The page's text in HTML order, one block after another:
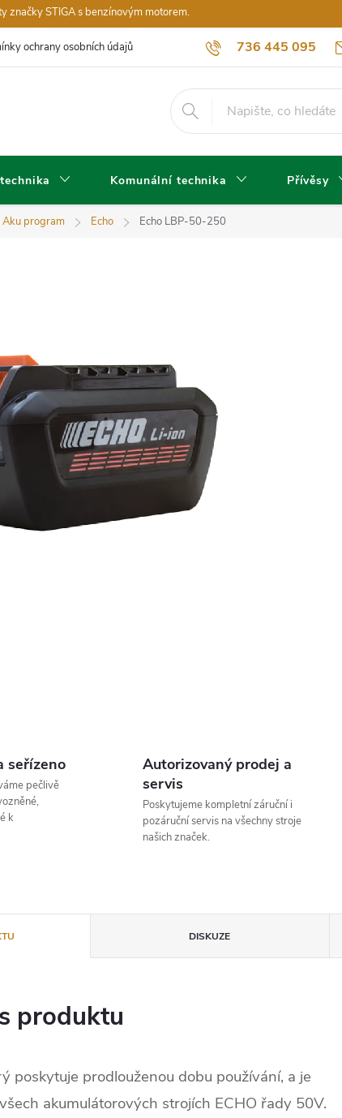
značky STIGA s benzínovým motorem.
736 445 095
ochrany osobních údajů
Komunální technika Přívěsy
Aku program Echo Echo LBP-50-250
seřízeno
pečlivě
k
Autorizovaný prodej a
servis
Poskytujeme kompletní záruční i
pozáruční servis na všechny stroje
našich značek.
DISKUZE
produktu
poskytuje prodlouženou dobu používání, a je
akumulátorových strojích ECHO řady 50V.